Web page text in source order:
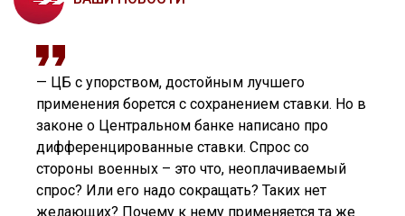
— ЦБ с упорством, достойным лучшего
применения борется с сохранением ставки. Но в
законе о Центральном банке написано про
дифференцированные ставки. Спрос со
стороны военных – это что, неоплачиваемый
спрос? Или его надо сокращать? Таких нет
желающих? Почему к нему применяется та же